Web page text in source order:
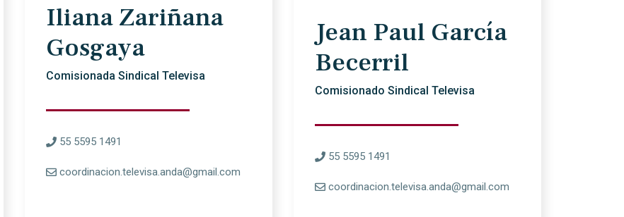
Iliana Zariñana
Gosgaya
Comisionada Sindical Televisa
55 5595 1491
coordinacion.televisa.anda@gmail.com
Jean Paul García
Becerril
Comisionado Sindical Televisa
55 5595 1491
coordinacion.televisa.anda@gmail.com